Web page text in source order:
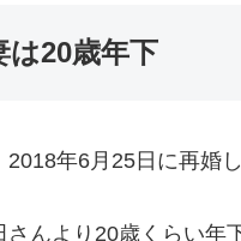
20歳年下
年6月25日に再婚し
んより20歳くらい年